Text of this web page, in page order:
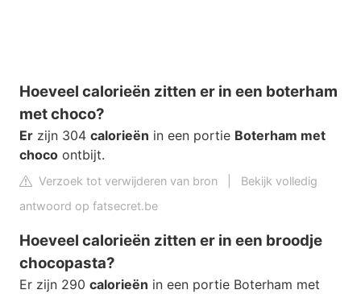
Hoeveel calorieën zitten er in een boterham
met choco?
Er zijn 304 calorieën in een portie Boterham met
choco ontbijt.
Verzoek tot verwijderen van bron
Bekijk volledig
antwoord op fatsecret.be
Hoeveel calorieën zitten er in een broodje
chocopasta?
Er zijn 290 calorieën in een portie Boterham met